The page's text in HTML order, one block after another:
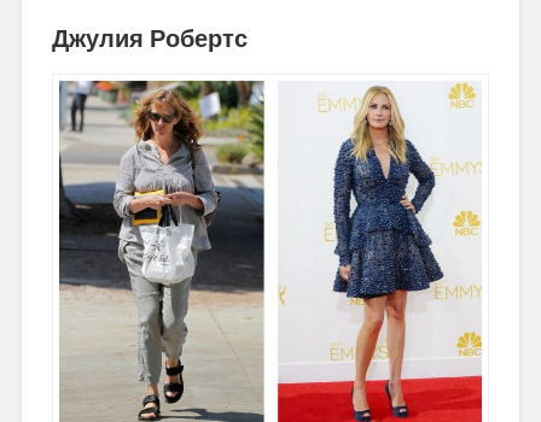
Джулия Робертс